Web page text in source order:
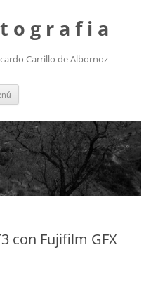
o g r a f i a
Carrillo de Albornoz
con Fujifilm GFX